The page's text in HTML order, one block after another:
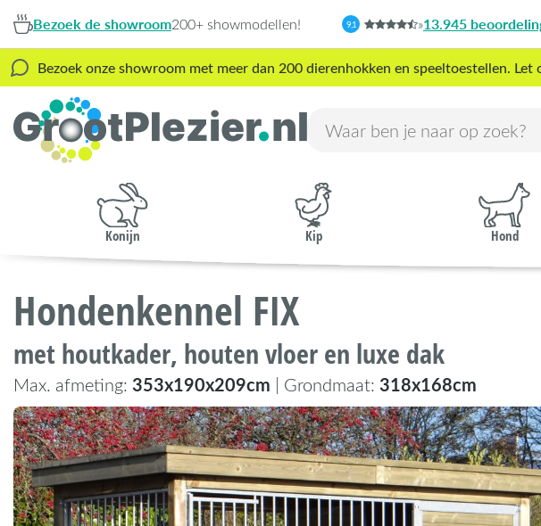
Bezoek de showroom200+ showmodellen! 9,1 »13.945
Bezoek onze showroom met meer dan 200 dierenhokken en speeltoestellen.
Konijn Kip Hond
Hondenkennel FIX
met houtkader, houten vloer en luxe dak
Max. afmeting: 353x190x209cm | Grondmaat: 318x168cm